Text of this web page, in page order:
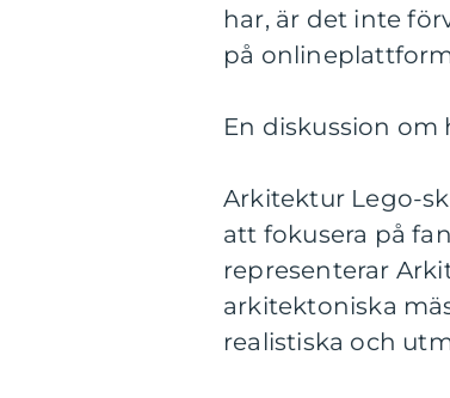
har, är det inte
på
En diskussion om
Arkitektur Lego-
att fokusera på
representerar
arkitektoniska
realistiska och